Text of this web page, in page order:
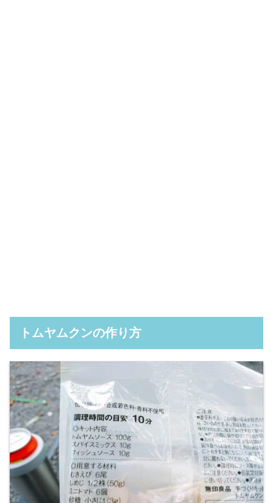
トムヤムクンの作り方